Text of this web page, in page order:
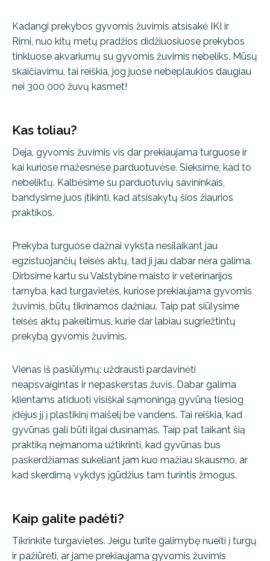
Kadangi prekybos gyvomis žuvimis atsisakė IKI ir
Rimi, nuo kitų metų pradžios didžiuosiuose prekybos
tinkluose akvariumų su gyvomis žuvimis nebeliks. Mūsų
skaičiavimu, tai reiškia, jog juose nebeplaukios daugiau
nei 300 000 žuvų kasmet!
Kas toliau?
Deja, gyvomis žuvimis vis dar prekiaujama turguose ir
kai kuriose mažesnėse parduotuvėse. Sieksime, kad to
nebeliktų. Kalbėsime su parduotuvių savininkais,
bandysime juos įtikinti, kad atsisakytų šios žiaurios
praktikos.
Prekyba turguose dažnai vyksta nesilaikant jau
egzistuojančių teisės aktų, tad ji jau dabar nėra galima.
Dirbsime kartu su Valstybine maisto ir veterinarijos
tarnyba, kad turgavietės, kuriose prekiaujama gyvomis
žuvimis, būtų tikrinamos dažniau. Taip pat siūlysime
teisės aktų pakeitimus, kurie dar labiau sugriežtintų
prekybą gyvomis žuvimis.
Vienas iš pasiūlymų: uždrausti pardavinėti
neapsvaigintas ir nepaskerstas žuvis. Dabar galima
klientams atiduoti visiškai sąmoningą gyvūną tiesiog
įdėjus jį į plastikinį maišelį be vandens. Tai reiškia, kad
gyvūnas gali būti ilgai dusinamas. Taip pat taikant šią
praktiką neįmanoma užtikrinti, kad gyvūnas bus
paskerdžiamas sukeliant jam kuo mažiau skausmo, ar
kad skerdimą vykdys įgūdžius tam turintis žmogus.
Kaip galite padėti?
Tikrinkite turgavietes. Jeigu turite galimybę nueiti į turgų
ir pažiūrėti, ar jame prekiaujama gyvomis žuvimis